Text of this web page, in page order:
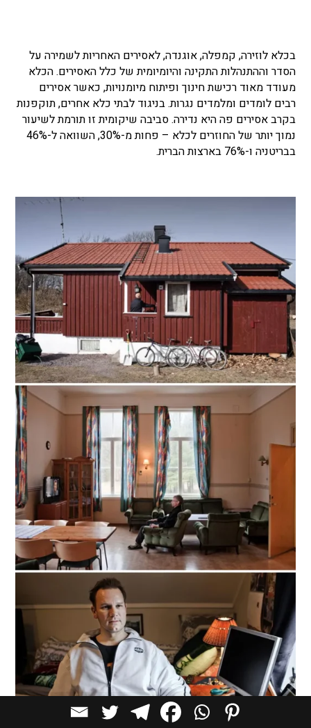
בכלא לוזירה, קמפלה, אוגנדה, לאסירים האחריות לשמירה על
הסדר וההתנהלות התקינה והיומיומית של כלל האסירים. הכלא
מעודד מאוד רכישת חינוך ופיתוח מיומנויות, כאשר אסירים
רבים לומדים ומלמדים נגרות. בניגוד לבתי כלא אחרים, תוקפנות
בקרב אסירים פה היא נדירה. סביבה שיקומית זו תורמת לשיעור
נמוך יותר של החוזרים לכלא – פחות מ-30%, השוואה ל-46%
בבריטניה ו-76% בארצות הברית.